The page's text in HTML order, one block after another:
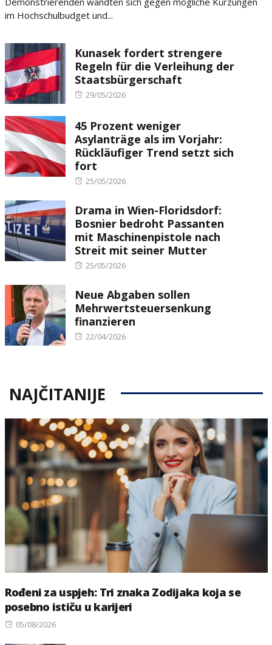
im Hochschulbudget und...
Kunasek fordert strengere
Regeln für die Verleihung der
Staatsbürgerschaft
Posted
29/05/2026
45 Prozent weniger
Asylanträge als im Vorjahr:
Rückläufiger Trend setzt sich
fort
Posted
25/05/2026
Drama in Wien-Floridsdorf:
Bosnier bedroht Passanten
mit Maschinenpistole nach
Streit mit seiner Mutter
Posted
25/05/2026
Neue Abgaben sollen
Mehrwertsteuersenkung
finanzieren
Posted
22/04/2026
NAJČITANIJE
Rođeni za uspjeh: Tri znaka Zodijaka koja se
posebno ističu u karijeri
Posted
05/08/2026